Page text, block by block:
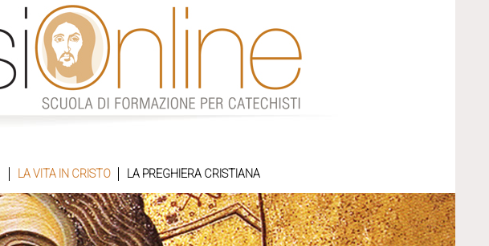
LA VITA IN CRISTO LA PREGHIERA CRISTIANA